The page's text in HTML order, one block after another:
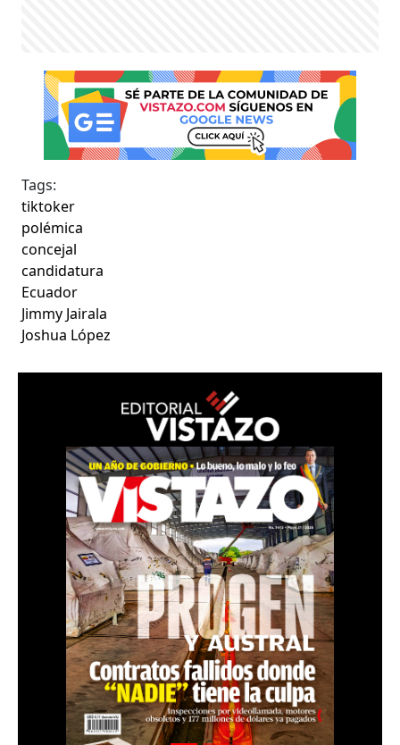
Tags:
tiktoker
polémica
concejal
candidatura
Ecuador
Jimmy Jairala
Joshua López